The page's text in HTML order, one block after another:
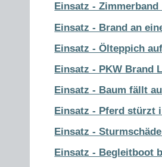
Einsatz -
Einsatz - Brand an
Einsatz - Ölteppich
Einsatz - PKW Brand
Einsatz - Baum fällt
Einsatz - Pferd stürzt
Einsatz -
Einsatz - Begleitboot